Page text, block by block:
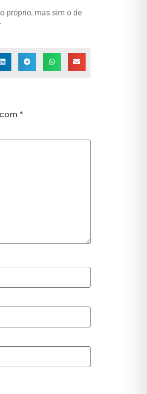
próprio, mas sim o de
*